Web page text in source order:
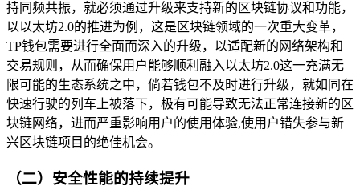
持同频共振，就必须通过升级来支持新的区块链协议和功能，
以以太坊2.0的推进为例，这是区块链领域的一次重大变革，
TP钱包需要进行全面而深入的升级，以适配新的网络架构和
交易规则，从而确保用户能够顺利融入以太坊2.0这一充满无
限可能的生态系统之中，倘若钱包不及时进行升级，就如同在
快速行驶的列车上被落下，极有可能导致无法正常连接新的区
块链网络，进而严重影响用户的使用体验,使用户错失参与新
兴区块链项目的绝佳机会。
（二）安全性能的持续提升